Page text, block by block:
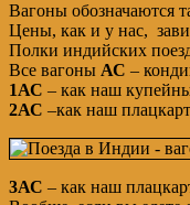
Вагоны
Цены, как и у нас,
Полки индийских
Все вагоны АС –
1АС – как наш
2АС –как наш
3АС – как наш